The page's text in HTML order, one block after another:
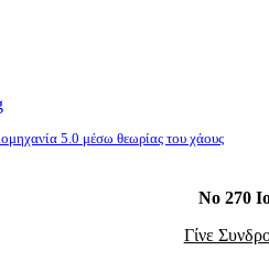
5.0 μέσω θεωρίας του χάους
Νο 270
Γίνε